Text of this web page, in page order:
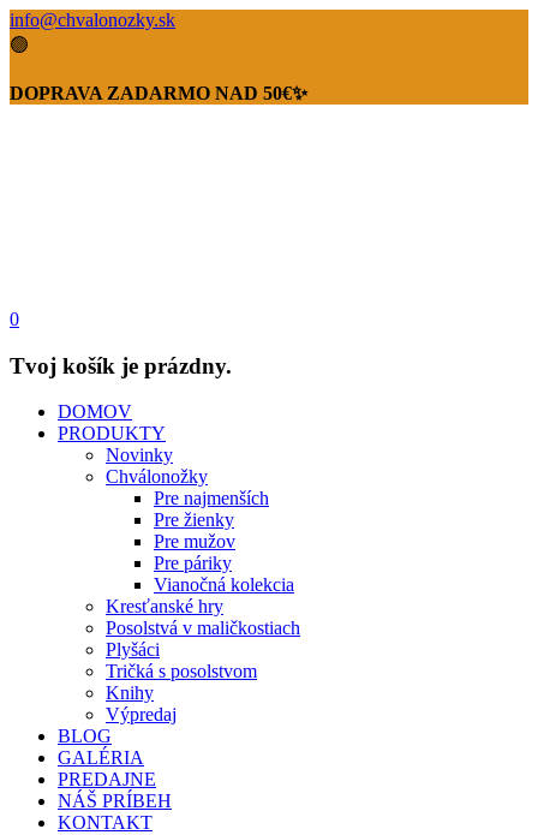
info@chvalonozky.sk
🟢
DOPRAVA ZADARMO NAD 50€✨
0
Tvoj košík je prázdny.
DOMOV
PRODUKTY
Novinky
Chválonožky
Pre najmenších
Pre žienky
Pre mužov
Pre páriky
Vianočná kolekcia
Kresťanské hry
Posolstvá v maličkostiach
Plyšáci
Tričká s posolstvom
Knihy
Výpredaj
BLOG
GALÉRIA
PREDAJNE
NÁŠ PRÍBEH
KONTAKT